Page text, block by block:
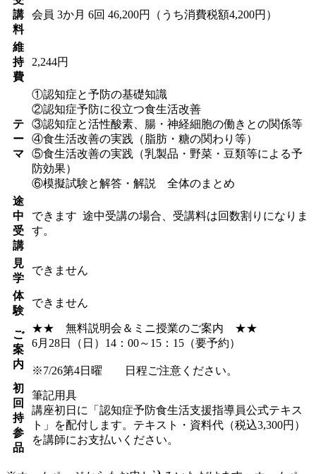
講
料
会員 3か月 6回 46,200円（うち消費税額4,200円）
維
持
費
2,244円
テ
ー
マ
①認知症と予防の基礎知識
②認知症予防に役立つ食生活改善
③認知症と活性酸素、腸・神経細胞の働きとの関係等
④食生活改善の実践（脂肪・糖の関わり等）
⑤食生活改善の実践（乳製品・野菜・豆類等による予
防効果）
⑥模擬試験と解答・解説 全体のまとめ
途
中
受
講
できます 途中受講の場合、受講料は回数割りになりま
す。
見
学
できません
体
験
できません
ご
案
内
★★ 無料説明会＆ミニ授業のご案内 ★★
6月28日（日）14：00～15：15（要予約）
※7/26第4日曜 日程ご注意ください。
初
回
持
参
品
筆記用具
講座初日に「認知症予防食生活支援指導員公式テキス
ト」を配付します。テキスト・資料代（税込3,300円）
を講師にお支払いください。